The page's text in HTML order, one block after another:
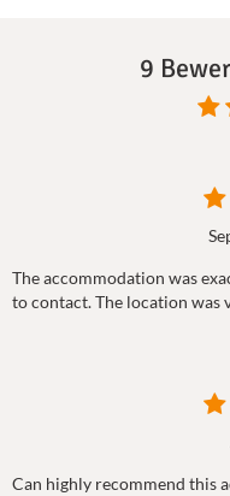
9
The accommodation was
to contact. The location was
Can highly recommend this